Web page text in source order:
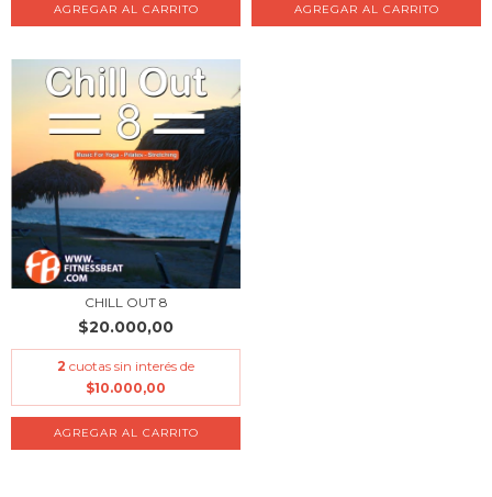
CHILL OUT 8
$20.000,00
2 cuotas sin interés de
$10.000,00